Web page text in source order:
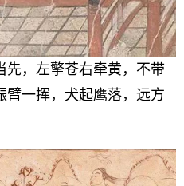
，左擎苍右牵黄，不带
臂一挥，犬起鹰落，远方